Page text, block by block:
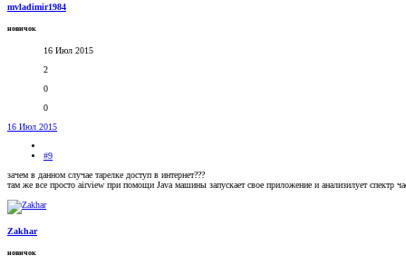
mvladimir1984
новичок
16 Июл 2015
2
0
0
16 Июл 2015
#9
зачем в данном случае тарелке доступ в интернет???
там же все просто airview при помощи Java машины запускает свое приложение и анализилует спектр
Zakhar
новичок